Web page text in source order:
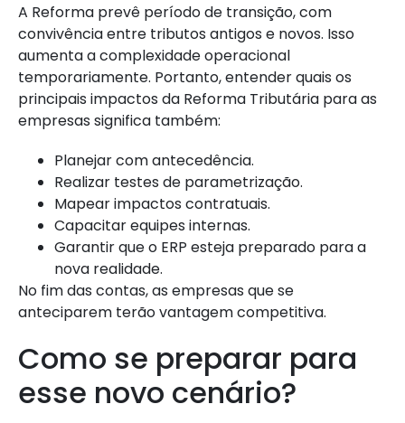
A Reforma prevê período de transição, com
convivência entre tributos antigos e novos. Isso
aumenta a complexidade operacional
temporariamente. Portanto, entender quais os
principais impactos da Reforma Tributária para as
empresas significa também:
Planejar com antecedência.
Realizar testes de parametrização.
Mapear impactos contratuais.
Capacitar equipes internas.
Garantir que o ERP esteja preparado para a
nova realidade.
No fim das contas, as empresas que se
anteciparem terão vantagem competitiva.
Como se preparar para
esse novo cenário?